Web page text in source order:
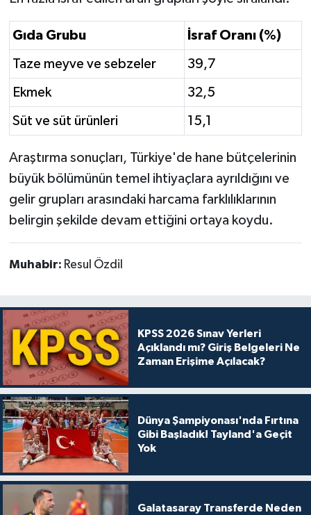
Gıda Grubu İsraf Oranı (%)
Taze meyve ve sebzeler 39,7
Ekmek 32,5
Süt ve süt ürünleri 15,1
Araştırma sonuçları, Türkiye'de hane bütçelerinin
büyük bölümünün temel ihtiyaçlara ayrıldığını ve
gelir grupları arasındaki harcama farklılıklarının
belirgin şekilde devam ettiğini ortaya koydu.
Muhabir: Resul Özdil
KPSS 2026 Sınav Yerleri
Açıklandı mı? Giriş Belgeleri Ne
Zaman Erişime Açılacak?
Dünya Şampiyonası'nda Fırtına
Gibi Başladık! Tayland'a Geçit
Yok
Galatasaray Transferde Neden